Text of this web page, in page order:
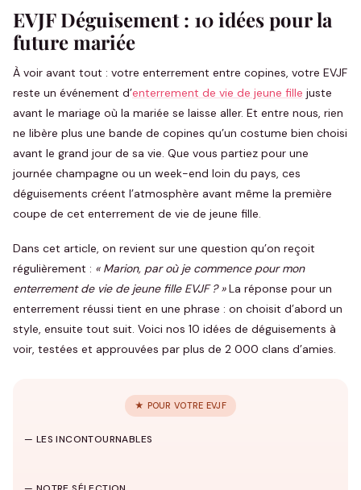
EVJF Déguisement : 10 idées pour la
future mariée
À voir avant tout : votre enterrement entre copines, votre EVJF
reste un événement d’enterrement de vie de jeune fille juste
avant le mariage où la mariée se laisse aller. Et entre nous, rien
ne libère plus une bande de copines qu’un costume bien choisi
avant le grand jour de sa vie. Que vous partiez pour une
journée champagne ou un week-end loin du pays, ces
déguisements créent l’atmosphère avant même la première
coupe de cet enterrement de vie de jeune fille.
Dans cet article, on revient sur une question qu’on reçoit
régulièrement : « Marion, par où je commence pour mon
enterrement de vie de jeune fille EVJF ? »La réponse pour un
enterrement réussi tient en une phrase : on choisit d’abord un
style, ensuite tout suit. Voici nos 10 idées de déguisements à
voir, testées et approuvées par plus de 2 000 clans d’amies.
★ POUR VOTRE EVJF
— LES INCONTOURNABLES
235 modèles →
T-shirts EVJF